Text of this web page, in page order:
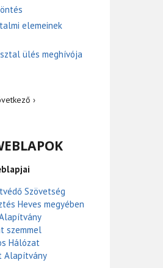
elemeinek
ülés meghívója
›
Szövetség
Heves megyében
szemmel
Hálózat
Alapítvány